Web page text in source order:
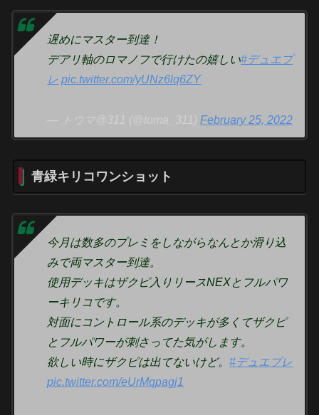
遅めにマスター到達！
デアリ軸のロマノフで行けたの嬉しい#デュエプ
レ pic.twitter.com/yUNz6lq6ZY
— トウマ@311 (@toma_311)February 25, 2022
青緑キリコワンショット
今月は数多のプレミをしながらなんとか滑り込
みで両マスター到達。
使用デッキはザクピ入りリースNEXとフルパワ
ーキリコです。
対面にコントロール系のデッキが多くてザクピ
とフルパワーが刺さってた気がします。
欲しい時にザクピは出てないけど。#デュエプレ
pic.twitter.com/eUrMqpagj1